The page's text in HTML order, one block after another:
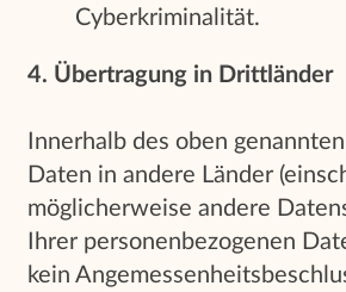
Cyberkriminalität.
4. Übertragung in Drittländer
Innerhalb des oben
Daten in andere Länder
möglicherweise andere
Ihrer personenbezogenen
kein